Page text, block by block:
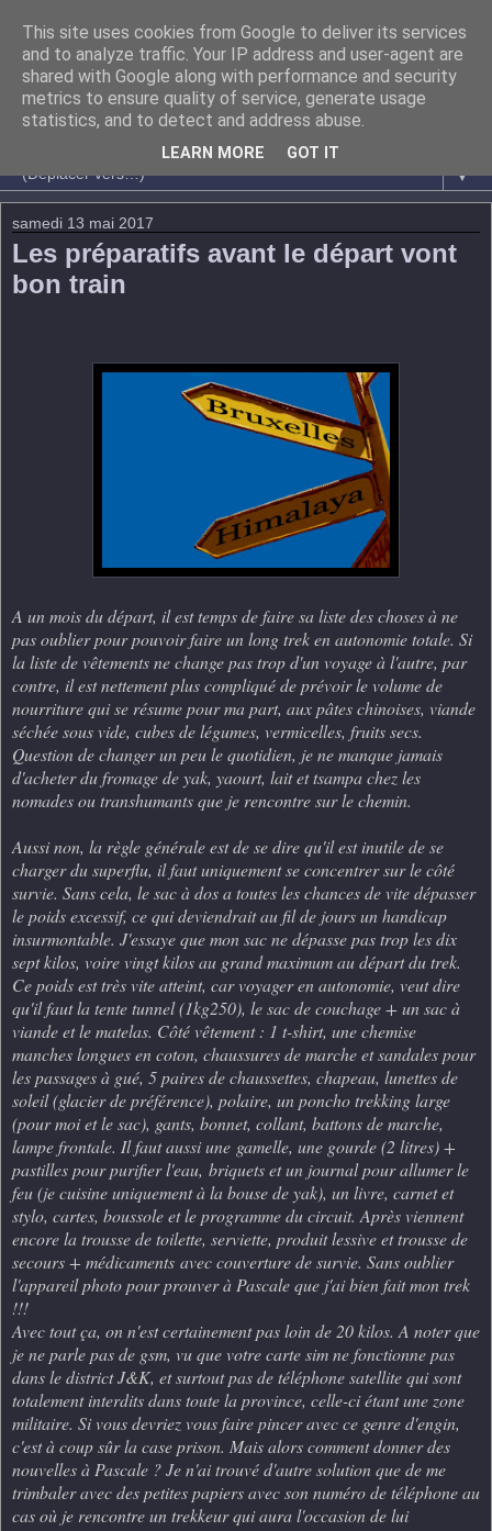
▼
samedi 13 mai 2017
Les préparatifs avant le départ vont
bon train
A un mois du départ, il est temps de faire sa liste des choses à ne
pas oublier pour pouvoir faire un long trek en autonomie totale. Si
la liste de vêtements ne change pas trop d'un voyage à l'autre, par
contre, il est nettement plus compliqué de prévoir le volume de
nourriture qui se résume pour ma part, aux pâtes chinoises, viande
séchée sous vide, cubes de légumes, vermicelles, fruits secs.
Question de changer un peu le quotidien, je ne manque jamais
d'acheter du fromage de yak, yaourt, lait et tsampa chez les
nomades ou transhumants que je rencontre sur le chemin.
Aussi non, la règle générale est de se dire qu'il est inutile de se
charger du superflu, il faut uniquement se concentrer sur le côté
survie. Sans cela, le sac à dos a toutes les chances de vite dépasser
le poids excessif, ce qui deviendrait au fil de jours un handicap
insurmontable. J'essaye que mon sac ne dépasse pas trop les dix
sept kilos, voire vingt kilos au grand maximum au départ du trek.
Ce poids est très vite atteint, car voyager en autonomie, veut dire
qu'il faut la tente tunnel (1kg250), le sac de couchage + un sac à
viande et le matelas. Côté vêtement : 1 t-shirt, une chemise
manches longues en coton, chaussures de marche et sandales pour
les passages à gué, 5 paires de chaussettes, chapeau, lunettes de
soleil (glacier de préférence), polaire, un poncho trekking large
(pour moi et le sac), gants, bonnet, collant, battons de marche,
lampe frontale. Il faut aussi une gamelle, une gourde (2 litres) +
pastilles pour purifier l'eau, briquets et un journal pour allumer le
feu (je cuisine uniquement à la bouse de yak), un livre, carnet et
stylo, cartes, boussole et le programme du circuit. Après viennent
encore la trousse de toilette, serviette, produit lessive et trousse de
secours + médicaments avec couverture de survie. Sans oublier
l'appareil photo pour prouver à Pascale que j'ai bien fait mon trek
!!!
Avec tout ça, on n'est certainement pas loin de 20 kilos. A noter que
je ne parle pas de gsm, vu que votre carte sim ne fonctionne pas
dans le district J&K, et surtout pas de téléphone satellite qui sont
totalement interdits dans toute la province, celle-ci étant une zone
militaire. Si vous devriez vous faire pincer avec ce genre d'engin,
c'est à coup sûr la case prison. Mais alors comment donner des
nouvelles à Pascale ? Je n'ai trouvé d'autre solution que de me
trimbaler avec des petites papiers avec son numéro de téléphone au
cas où je rencontre un trekkeur qui aura l'occasion de lui
This site uses cookies from Google to deliver its services
and to analyze traffic. Your IP address and user-agent are
shared with Google along with performance and security
metrics to ensure quality of service, generate usage
statistics, and to detect and address abuse.
LEARN MORE GOT IT